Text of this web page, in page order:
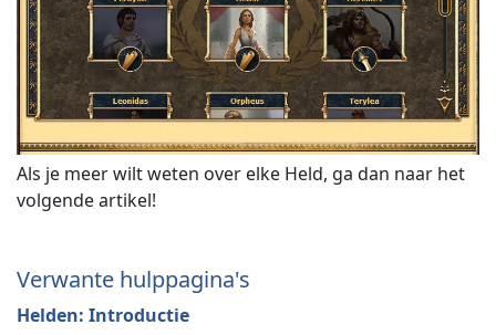
Als je meer wilt weten over elke Held, ga dan naar het
volgende artikel!
Verwante hulppagina's
Helden: Introductie